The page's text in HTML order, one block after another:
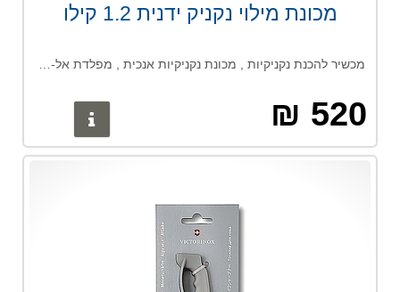
מכונת מילוי נקניק ידנית 1.2 קילו
מכשיר להכנת נקניקיות , מכונת נקניקיות אנכית , מפלדת אל-חלד עם בסיס יניקה וארכובה ידנית לשימוש ביתי או מסחרי - קיבולת 1.2 ק"ג
520 ₪